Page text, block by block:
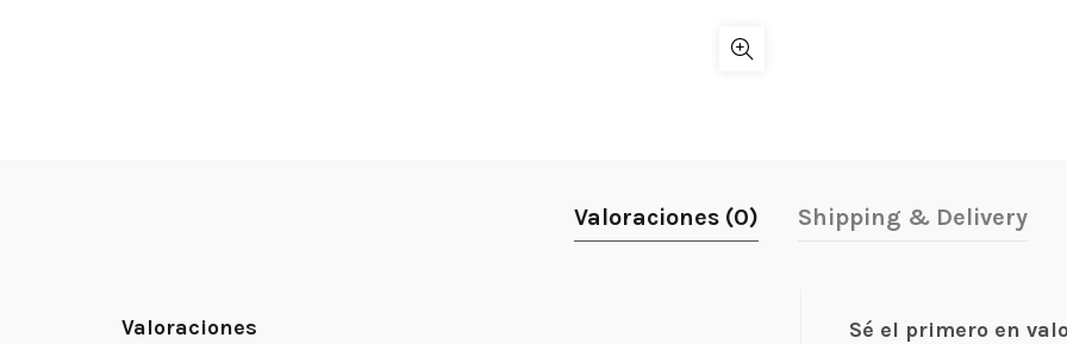
Valoraciones (0) Shipping & Delivery
Valoraciones Sé el primero en